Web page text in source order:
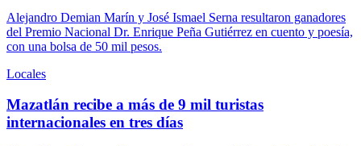
Alejandro Demian Marín y José Ismael Serna resultaron ganadores
del Premio Nacional Dr. Enrique Peña Gutiérrez en cuento y poesía,
con una bolsa de 50 mil pesos.
Locales
Mazatlán recibe a más de 9 mil turistas
internacionales en tres días